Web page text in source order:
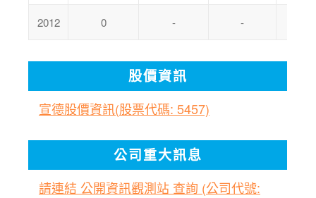
2012 0 - -
股價資訊
宣德股價資訊(股票代碼: 5457)
公司重大訊息
請連結 公開資訊觀測站 查詢 (公司代號: